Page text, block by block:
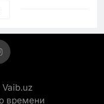
сахара»
времени